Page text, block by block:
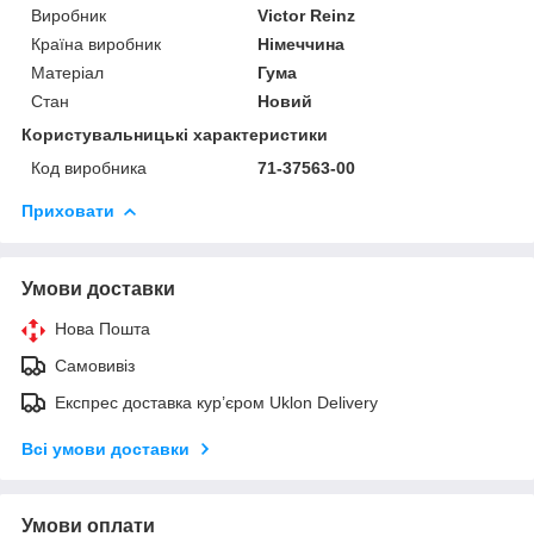
Виробник
Victor Reinz
Країна виробник
Німеччина
Матеріал
Гума
Стан
Новий
Користувальницькі характеристики
Код виробника
71-37563-00
Приховати
Умови доставки
Нова Пошта
Самовивіз
Експрес доставка кур’єром Uklon Delivery
Всі умови доставки
Умови оплати